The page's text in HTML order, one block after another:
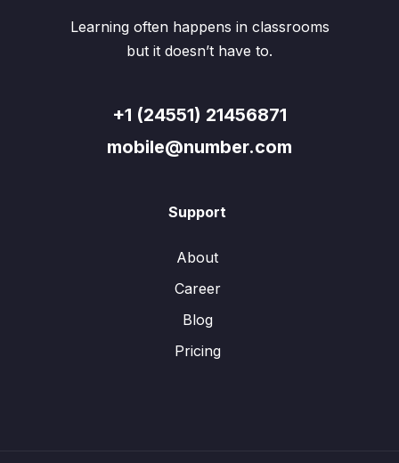
Learning often happens in classrooms
but it doesn’t have to.
+1 (24551) 21456871
mobile@number.com
Support
About
Career
Blog
Pricing